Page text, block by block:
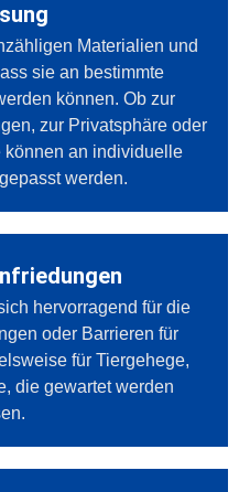
Materialien und
sie an bestimmte
können. Ob zur
zur Privatsphäre oder
können an individuelle
werden.
hervorragend für die
oder Barrieren für
für Tiergehege,
die gewartet werden